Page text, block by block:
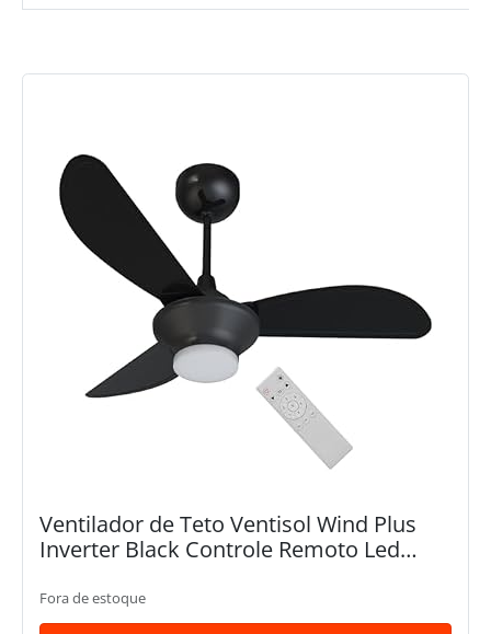
Ventilador de Teto Ventisol Wind Plus
Inverter Black Controle Remoto Led
Fora de estoque